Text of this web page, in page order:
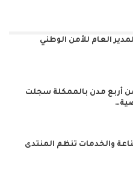
العام للأمن الوطني
أربع مدن بالممكلة سجلت
والخدمات تنظم المنتدى